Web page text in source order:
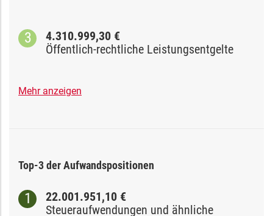
4.310.999,30 €
Öffentlich-rechtliche Leistungsentgelte
Mehr anzeigen
Top-3 der Aufwandspositionen
22.001.951,10 €
Steueraufwendungen und ähnliche